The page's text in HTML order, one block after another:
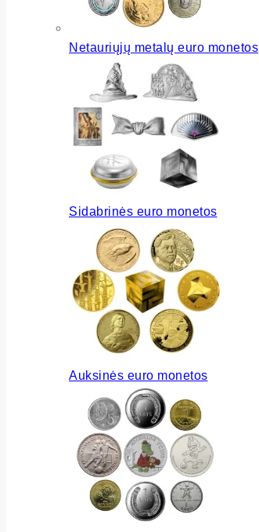
Netauriųjų metalų euro monetos
Sidabrinės euro monetos
Auksinės euro monetos